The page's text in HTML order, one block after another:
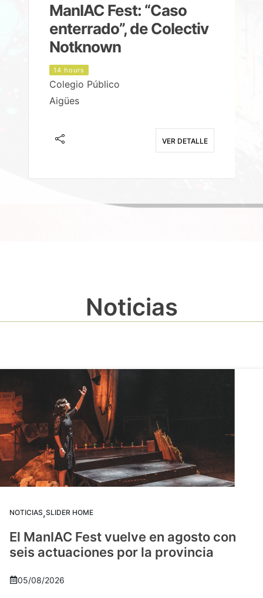
ManIAC Fest: “Caso
enterrado”, de Colectiv
Notknown
14 hours
Colegio Público
Aigües
VER DETALLE
Noticias
NOTICIAS,SLIDER HOME
El ManIAC Fest vuelve en agosto con
seis actuaciones por la provincia
05/08/2026